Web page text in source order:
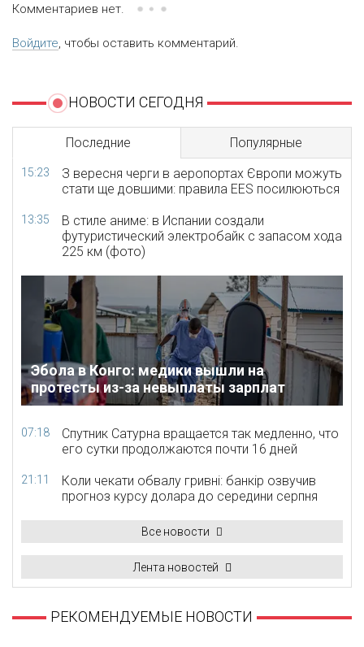
Комментариев нет.
Войдите, чтобы оставить комментарий.
НОВОСТИ СЕГОДНЯ
Последние Популярные
15:23
З вересня черги в аеропортах Європи можуть
стати ще довшими: правила EES посилюються
13:35
В стиле аниме: в Испании создали
футуристический электробайк с запасом хода
225 км (фото)
Эбола в Конго: медики вышли на
протесты из-за невыплаты зарплат
07:18
Спутник Сатурна вращается так медленно, что
его сутки продолжаются почти 16 дней
21:11
Коли чекати обвалу гривні: банкір озвучив
прогноз курсу долара до середини серпня
Все новости
Лента новостей
РЕКОМЕНДУЕМЫЕ НОВОСТИ